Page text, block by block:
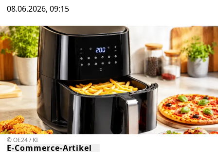
08.06.2026, 09:15
© OE24 / KI
E-Commerce-Artikel